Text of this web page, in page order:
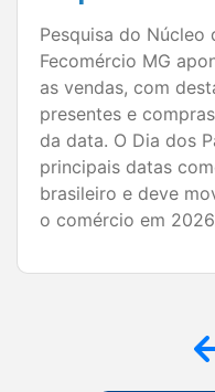
um evento de
assuntos